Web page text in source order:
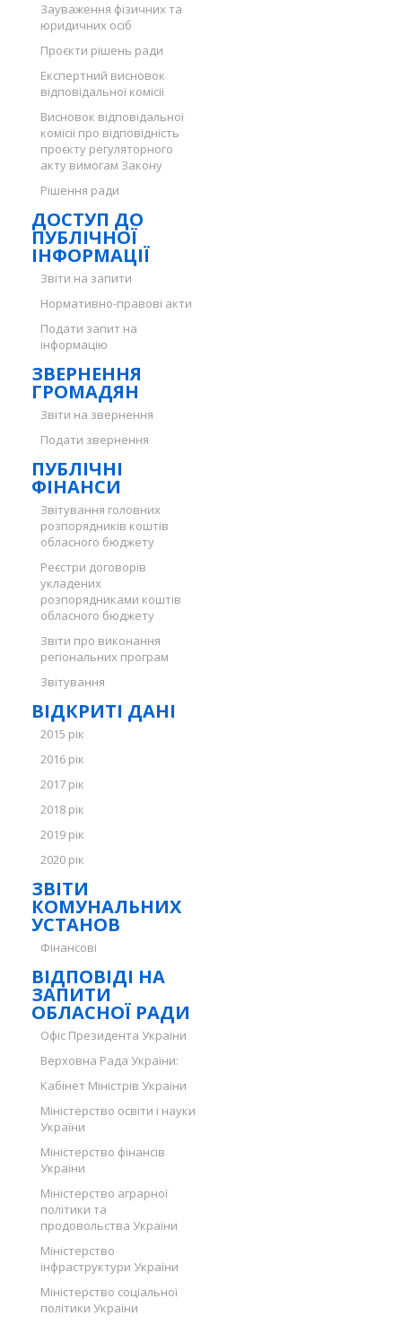
Зауваження фізичних та
юридичних осіб
Проєкти рішень ради
Експертний висновок
відповідальної комісії
Висновок відповідальної
комісії про відповідність
проєкту регуляторного
акту вимогам Закону
Рішення ради
ДОСТУП ДО
ПУБЛІЧНОЇ
ІНФОРМАЦІЇ
Звіти на запити
Нормативно-правові акти
Подати запит на
інформацію
ЗВЕРНЕННЯ
ГРОМАДЯН
Звіти на звернення
Подати звернення
ПУБЛІЧНІ
ФІНАНСИ
Звітування головних
розпорядників коштів
обласного бюджету
Реєстри договорів
укладених
розпорядниками коштів
обласного бюджету
Звіти про виконання
регіональних програм
Звітування
ВІДКРИТІ ДАНІ
2015 рік
2016 рік
2017 рік
2018 рік
2019 рік
2020 рік
ЗВІТИ
КОМУНАЛЬНИХ
УСТАНОВ
Фінансові
ВІДПОВІДІ НА
ЗАПИТИ
ОБЛАСНОЇ РАДИ
Офіс Президента України
Верховна Рада України:
Кабінет Міністрів України
Міністерство освіти і науки
України
Міністерство фінансів
України
Міністерство аграрної
політики та
продовольства України
Міністерство
інфраструктури України
Міністерство соціальної
політики України